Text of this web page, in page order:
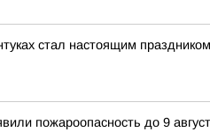
стал настоящим
пожароопасность до 9